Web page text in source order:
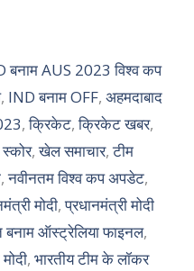
बनाम AUS 2023 विश्व कप
, IND बनाम OFF, अहमदाबाद
,क्रिकेट,क्रिकेट खबर,
,खेल समाचार,टीम
,नवीनतम विश्व कप अपडेट,
मोदी,प्रधानमंत्री मोदी
बनाम ऑस्ट्रेलिया फाइनल,
, भारतीय टीम के लॉकर